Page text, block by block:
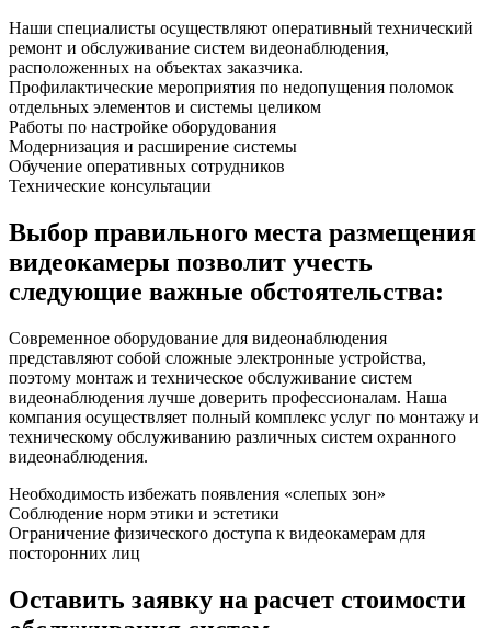
Наши специалисты осуществляют оперативный технический
ремонт и обслуживание систем видеонаблюдения,
расположенных на объектах заказчика.
Профилактические мероприятия по недопущения поломок
отдельных элементов и системы целиком
Работы по настройке оборудования
Модернизация и расширение системы
Обучение оперативных сотрудников
Технические консультации
Выбор правильного места размещения
видеокамеры позволит учесть
следующие важные обстоятельства:
Современное оборудование для видеонаблюдения
представляют собой сложные электронные устройства,
поэтому монтаж и техническое обслуживание систем
видеонаблюдения лучше доверить профессионалам. Наша
компания осуществляет полный комплекс услуг по монтажу и
техническому обслуживанию различных систем охранного
видеонаблюдения.
Необходимость избежать появления «слепых зон»
Соблюдение норм этики и эстетики
Ограничение физического доступа к видеокамерам для
посторонних лиц
Оставить заявку на расчет стоимости